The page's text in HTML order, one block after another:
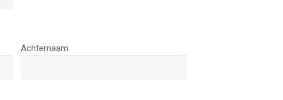
Achternaam